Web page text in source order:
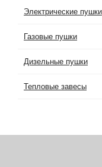
Электрические пушки
Газовые пушки
Дизельные пушки
Тепловые завесы